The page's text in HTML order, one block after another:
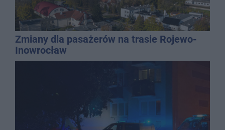
Zmiany dla pasażerów na trasie Rojewo-
Inowrocław